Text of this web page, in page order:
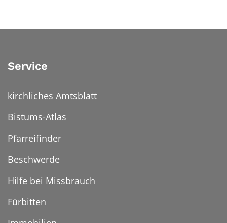
Service
kirchliches Amtsblatt
Bistums-Atlas
Pfarreifinder
Beschwerde
Hilfe bei Missbrauch
Fürbitten